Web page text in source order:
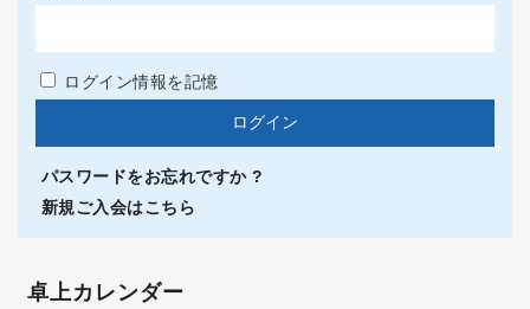
ログイン情報を記憶
パスワードをお忘れですか ?
新規ご入会はこちら
卓上カレンダー